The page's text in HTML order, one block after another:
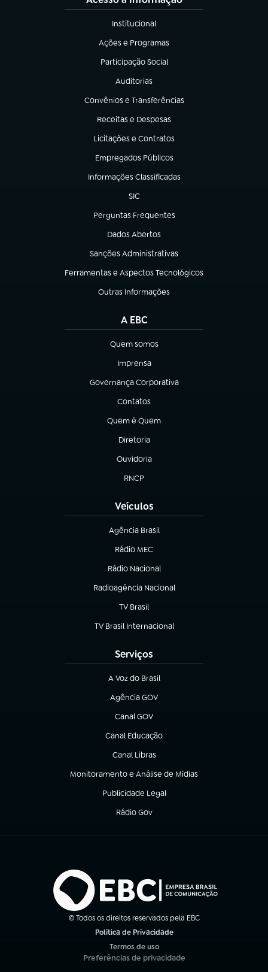
Institucional
(abre em nova aba)
Ações e Programas
(abre em nova aba)
Participação Social
(abre em nova aba)
Auditorias
(abre em nova aba)
Convênios e Transferências
(abre em nova aba)
Receitas e Despesas
(abre em nova aba)
Licitações e Contratos
(abre em nova aba)
Empregados Públicos
(abre em nova aba)
Informações Classificadas
(abre em nova aba)
SIC
(abre em nova aba)
Perguntas Frequentes
(abre em nova aba)
Dados Abertos
(abre em nova aba)
Sanções Administrativas
(abre em nova aba)
Ferramentas e Aspectos Tecnológicos
(abre em nova aba)
Outras Informações
(abre em nova aba)
A EBC
Quem somos
(abre em nova aba)
Imprensa
(abre em nova aba)
Governança Corporativa
(abre em nova aba)
Contatos
(abre em nova aba)
Quem é Quem
(abre em nova aba)
Diretoria
(abre em nova aba)
Ouvidoria
(abre em nova aba)
RNCP
(abre em nova aba)
Veículos
Agência Brasil
(abre em nova aba)
Rádio MEC
(abre em nova aba)
Rádio Nacional
Radioagência Nacional
(abre em nova aba)
TV Brasil
(abre em nova aba)
TV Brasil Internacional
(abre em nova aba)
Serviços
A Voz do Brasil
(abre em nova aba)
Agência GOV
(abre em nova aba)
Canal GOV
(abre em nova aba)
Canal Educação
(abre em nova aba)
Canal Libras
(abre em nova aba)
Monitoramento e Análise de Mídias
(abre em nova aba)
Publicidade Legal
(abre em nova aba)
Rádio Gov
(abre em nova aba)
© Todos os direitos reservados pela EBC
Política de Privacidade
Termos de uso
(abre em nova aba)
Preferências de privacidade